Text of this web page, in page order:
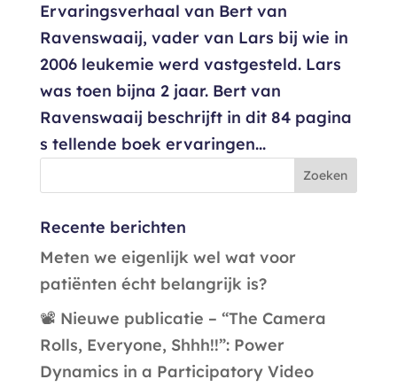
Ervaringsverhaal van Bert van
Ravenswaaij, vader van Lars bij wie in
2006 leukemie werd vastgesteld. Lars
was toen bijna 2 jaar. Bert van
Ravenswaaij beschrijft in dit 84 pagina
s tellende boek ervaringen...
Recente berichten
Meten we eigenlijk wel wat voor
patiënten écht belangrijk is?
📽️ Nieuwe publicatie – “The Camera
Rolls, Everyone, Shhh!!”: Power
Dynamics in a Participatory Video